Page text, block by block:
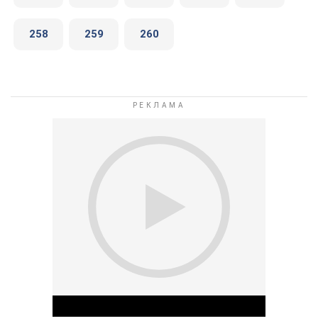
258 259 260